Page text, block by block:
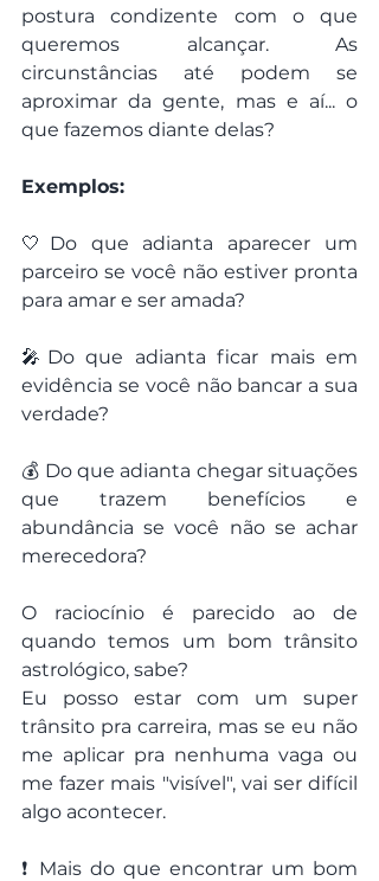
postura condizente com o que
queremos alcançar. As
circunstâncias até podem se
aproximar da gente, mas e aí... o
que fazemos diante delas?
Exemplos:
🤍Do que adianta aparecer um
parceiro se você não estiver pronta
para amar e ser amada?
🎤Do que adianta ficar mais em
evidência se você não bancar a sua
verdade?
💰 Do que adianta chegar situações
que trazem benefícios e
abundância se você não se achar
merecedora?
O raciocínio é parecido ao de
quando temos um bom trânsito
astrológico, sabe?
Eu posso estar com um super
trânsito pra carreira, mas se eu não
me aplicar pra nenhuma vaga ou
me fazer mais "visível", vai ser difícil
algo acontecer.
❗ Mais do que encontrar um bom